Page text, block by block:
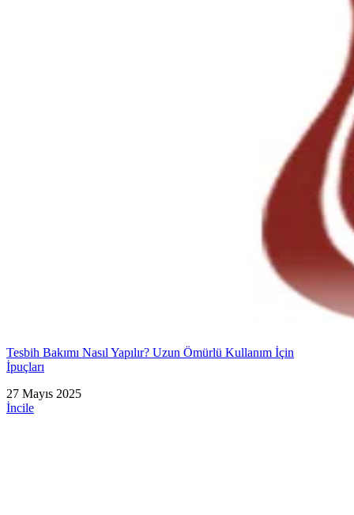
Tesbih Bakımı Nasıl Yapılır? Uzun Ömürlü Kullanım İçin
İpuçları
27 Mayıs 2025
İncile